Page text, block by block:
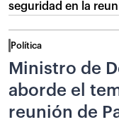
seguridad en la
Política
Ministro de
aborde el
reunión de